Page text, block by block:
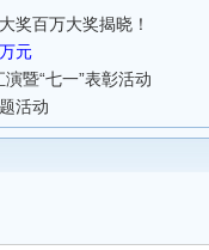
奖百万大奖揭晓！
元
暨“七一”表彰活动
活动